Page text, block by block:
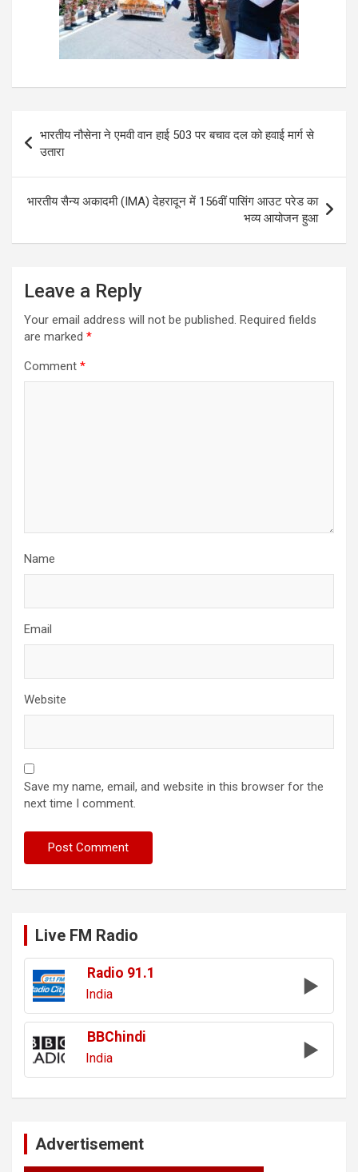
navigation
भारतीय नौसेना ने एमवी वान हाई 503 पर बचाव दल को हवाई मार्ग से
उतारा
भारतीय सैन्य अकादमी (IMA) देहरादून में 156वीं पासिंग आउट परेड का
भव्य आयोजन हुआ
Leave a Reply
Your email address will not be published. Required fields
are marked *
Comment *
Name
Email
Website
Save my name, email, and website in this browser for the
next time I comment.
Live FM Radio
Radio 91.1
India
BBChindi
India
Advertisement